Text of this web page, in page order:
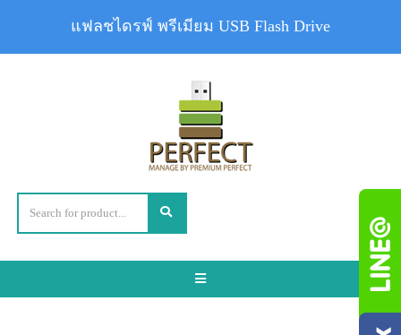
Toggle
แฟลชไดรฟ์ พรีเมียม USB Flash Drive